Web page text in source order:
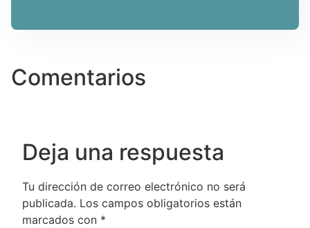
Comentarios
Deja una respuesta
Tu dirección de correo electrónico no será
publicada. Los campos obligatorios están
marcados con *